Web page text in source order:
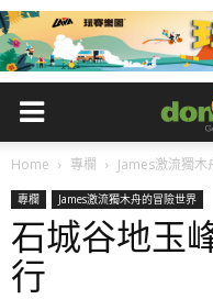
Home 專欄 James激流獨木
專欄 James激流獨木舟的冒險世界
石城谷地玉
行